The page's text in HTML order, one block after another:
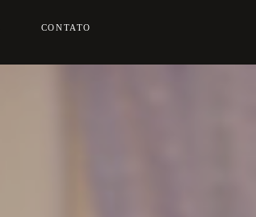
CONTATO